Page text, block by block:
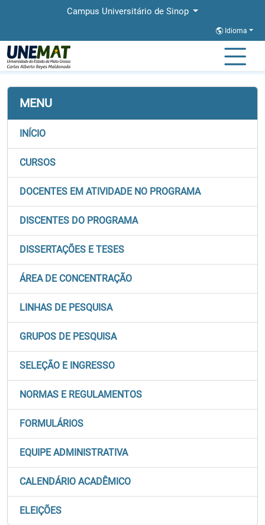
Campus Universitário de Sinop
Idioma
Página Inicial PROFSOCIO
MENU
INÍCIO
CURSOS
DOCENTES EM ATIVIDADE NO PROGRAMA
DISCENTES DO PROGRAMA
DISSERTAÇÕES E TESES
ÁREA DE CONCENTRAÇÃO
LINHAS DE PESQUISA
GRUPOS DE PESQUISA
SELEÇÃO E INGRESSO
NORMAS E REGULAMENTOS
FORMULÁRIOS
EQUIPE ADMINISTRATIVA
CALENDÁRIO ACADÊMICO
ELEIÇÕES